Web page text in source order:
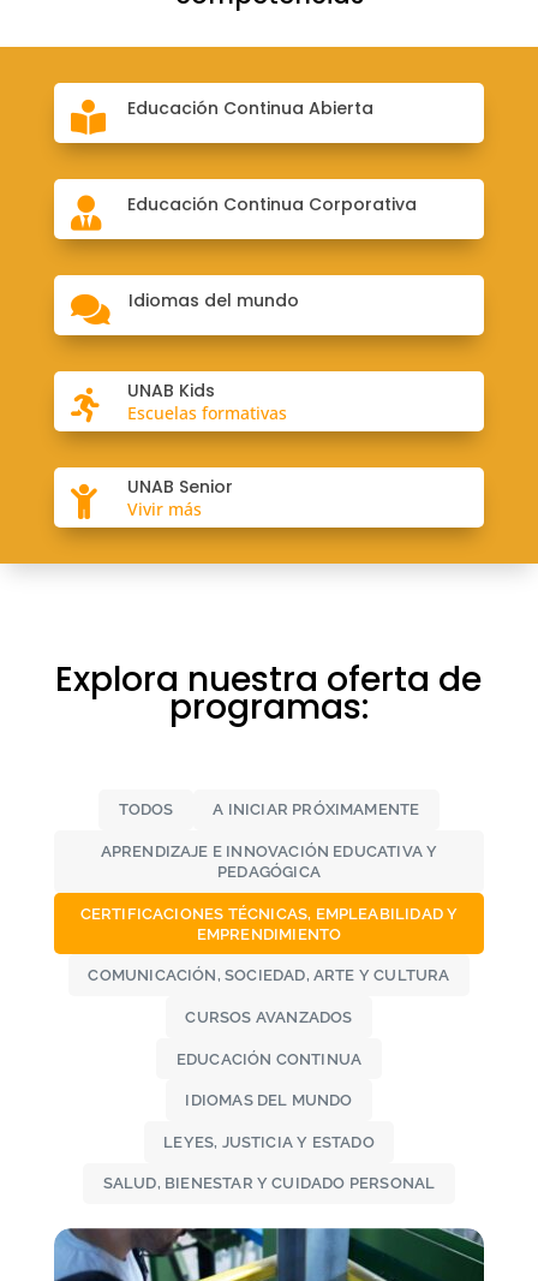
 Educación Continua Abierta
 Educación Continua Corporativa
 Idiomas del mundo
 UNAB Kids
Escuelas formativas
 UNAB Senior
Vivir más
Explora nuestra oferta de
programas:
TODOS A INICIAR PRÓXIMAMENTE
APRENDIZAJE E INNOVACIÓN EDUCATIVA Y
PEDAGÓGICA
CERTIFICACIONES TÉCNICAS, EMPLEABILIDAD Y
EMPRENDIMIENTO
COMUNICACIÓN, SOCIEDAD, ARTE Y CULTURA
CURSOS AVANZADOS
EDUCACIÓN CONTINUA
IDIOMAS DEL MUNDO
LEYES, JUSTICIA Y ESTADO
SALUD, BIENESTAR Y CUIDADO PERSONAL